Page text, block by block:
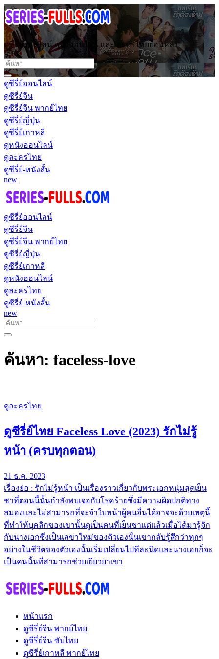
ดูซีรี่ย์ออนไลน์ หนังออนไลน์ และ ละครไทยย้อนหลัง
ดูซีรี่ย์ออนไลน์
ดูซีรี่ย์จีน
ดูซีรี่ย์จีน พากย์ไทย
ดูซีรี่ย์ญี่ปุ่น
ดูซีรี่ย์เกาหลี
ดูหนังออนไลน์
ดูละครไทย
ดูซีรี่ย์-หนังสั้น
new
ดูซีรี่ย์ออนไลน์
ดูซีรี่ย์จีน
ดูซีรี่ย์จีน พากย์ไทย
ดูซีรี่ย์ญี่ปุ่น
ดูซีรี่ย์เกาหลี
ดูหนังออนไลน์
ดูละครไทย
ดูซีรี่ย์-หนังสั้น
new
ค้นหา: faceless-love
ดูละครไทย
ดูซีรี่ย์ไทย Faceless Love (2023) รักไม่รู้
หน้า (ครบทุกตอน)
21 ธ.ค. 2023
เรื่องย่อ : รักไม่รู้หน้า เป็นเรื่องราวเกี่ยวกับพระเอกหนุ่มสุดเย็น
ชาที่ตอนนี้นั้นกำลังพบเจอกับโรคร้ายซึ่งมีความผิดปกติทาง
สมองและไม่สามารถที่จะจำใบหน้าผู้คนอื่นได้อาจจะด้วยเหตุนี้
ที่ทำให้บุคลิกของเขานั้นดูเป็นคนที่เย็นชาแต่แล้วเมื่อได้มารู้จัก
กับนางเอกซึ่งเป็นเลขาใหม่ของตัวเองนั้นเขากลับรู้สึกว่าทุกๆ
อย่างในชีวิตของตัวเองนั้นเริ่มเปลี่ยนไปทีละนิดและนางเอกก็จะ
เป็นคนนั้นที่สามารถช่วยเยียวยาเขา
หน้าแรก
ดูซีรี่ย์จีน พากย์ไทย
ดูซีรี่ย์จีน ซับไทย
ดูซีรี่ย์เกาหลี พากย์ไทย